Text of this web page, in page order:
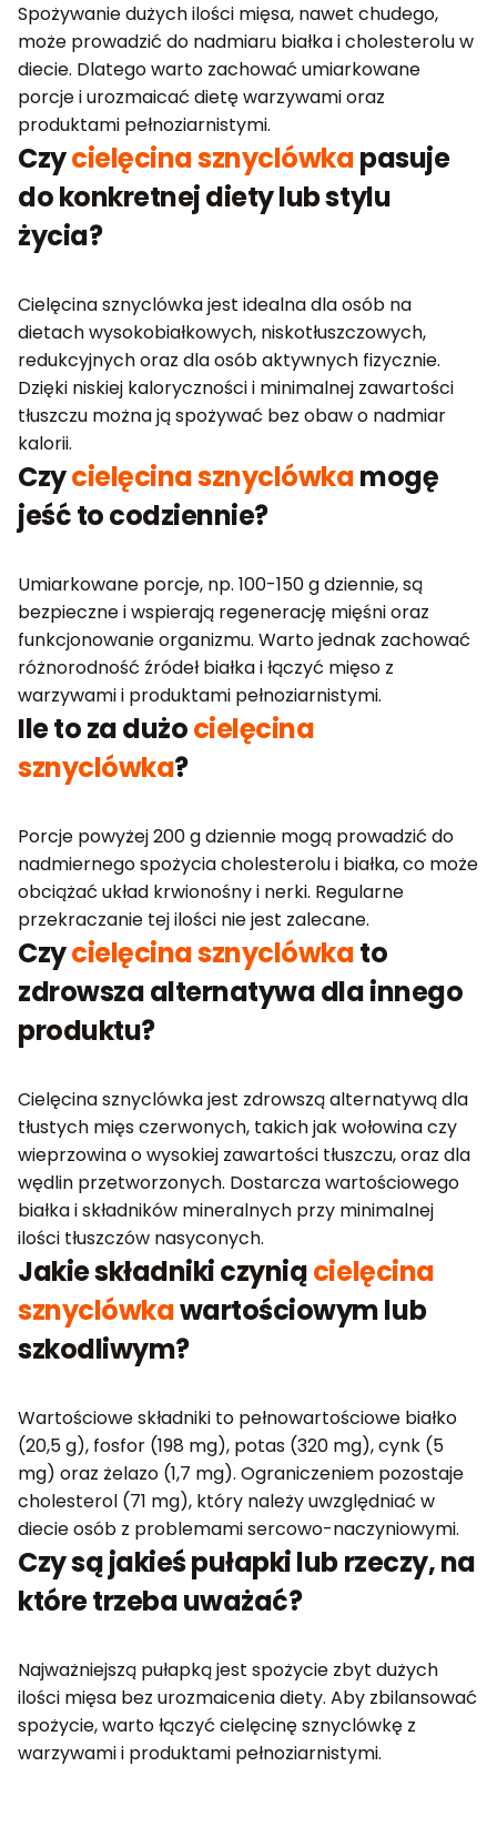
Spożywanie dużych ilości mięsa, nawet chudego,
może prowadzić do nadmiaru białka i cholesterolu w
diecie. Dlatego warto zachować umiarkowane
porcje i urozmaicać dietę warzywami oraz
produktami pełnoziarnistymi.
Czycielęcina sznyclówkapasuje
do konkretnej diety lub stylu
życia?
Cielęcina sznyclówka jest idealna dla osób na
dietach wysokobiałkowych, niskotłuszczowych,
redukcyjnych oraz dla osób aktywnych fizycznie.
Dzięki niskiej kaloryczności i minimalnej zawartości
tłuszczu można ją spożywać bez obaw o nadmiar
kalorii.
Czycielęcina sznyclówkamogę
jeść to codziennie?
Umiarkowane porcje, np. 100-150 g dziennie, są
bezpieczne i wspierają regenerację mięśni oraz
funkcjonowanie organizmu. Warto jednak zachować
różnorodność źródeł białka i łączyć mięso z
warzywami i produktami pełnoziarnistymi.
Ile to za dużocielęcina
sznyclówka?
Porcje powyżej 200 g dziennie mogą prowadzić do
nadmiernego spożycia cholesterolu i białka, co może
obciążać układ krwionośny i nerki. Regularne
przekraczanie tej ilości nie jest zalecane.
Czycielęcina sznyclówkato
zdrowsza alternatywa dla innego
produktu?
Cielęcina sznyclówka jest zdrowszą alternatywą dla
tłustych mięs czerwonych, takich jak wołowina czy
wieprzowina o wysokiej zawartości tłuszczu, oraz dla
wędlin przetworzonych. Dostarcza wartościowego
białka i składników mineralnych przy minimalnej
ilości tłuszczów nasyconych.
Jakie składniki czyniącielęcina
sznyclówkawartościowym lub
szkodliwym?
Wartościowe składniki to pełnowartościowe białko
(20,5 g), fosfor (198 mg), potas (320 mg), cynk (5
mg) oraz żelazo (1,7 mg). Ograniczeniem pozostaje
cholesterol (71 mg), który należy uwzględniać w
diecie osób z problemami sercowo-naczyniowymi.
Czy są jakieś pułapki lub rzeczy, na
które trzeba uważać?
Najważniejszą pułapką jest spożycie zbyt dużych
ilości mięsa bez urozmaicenia diety. Aby zbilansować
spożycie, warto łączyć cielęcinę sznyclówkę z
warzywami i produktami pełnoziarnistymi.